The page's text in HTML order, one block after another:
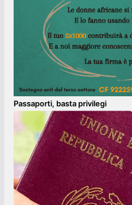
Passaporti, basta privilegi